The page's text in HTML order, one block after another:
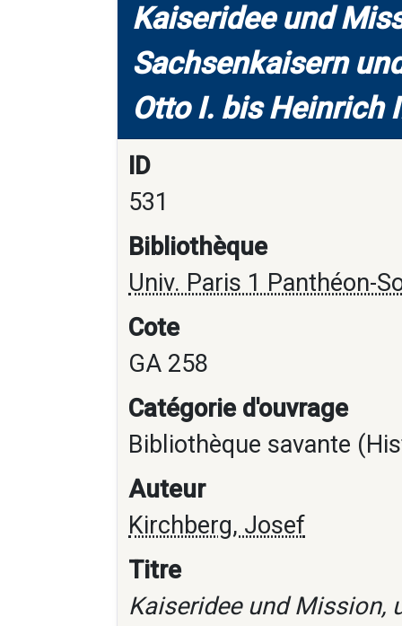
Kaiseridee und
Sachsenkaisern
Otto I. bis Heinrich
ID
531
Bibliothèque
Univ. Paris 1 Panthéon-
Cote
GA 258
Catégorie d'ouvrage
Bibliothèque savante
Auteur
Kirchberg, Josef
Titre
Kaiseridee und Mission,